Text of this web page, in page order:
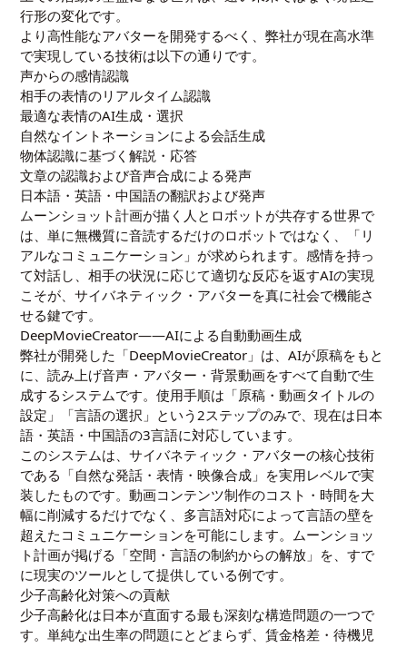
行形の変化です。
より高性能なアバターを開発するべく、弊社が現在高水準
で実現している技術は以下の通りです。
声からの感情認識
相手の表情のリアルタイム認識
最適な表情のAI生成・選択
自然なイントネーションによる会話生成
物体認識に基づく解説・応答
文章の認識および音声合成による発声
日本語・英語・中国語の翻訳および発声
ムーンショット計画が描く人とロボットが共存する世界で
は、単に無機質に音読するだけのロボットではなく、「リ
アルなコミュニケーション」が求められます。感情を持っ
て対話し、相手の状況に応じて適切な反応を返すAIの実現
こそが、サイバネティック・アバターを真に社会で機能さ
せる鍵です。
DeepMovieCreator――AIによる自動動画生成
弊社が開発した「DeepMovieCreator」は、AIが原稿をもと
に、読み上げ音声・アバター・背景動画をすべて自動で生
成するシステムです。使用手順は「原稿・動画タイトルの
設定」「言語の選択」という2ステップのみで、現在は日本
語・英語・中国語の3言語に対応しています。
このシステムは、サイバネティック・アバターの核心技術
である「自然な発話・表情・映像合成」を実用レベルで実
装したものです。動画コンテンツ制作のコスト・時間を大
幅に削減するだけでなく、多言語対応によって言語の壁を
超えたコミュニケーションを可能にします。ムーンショッ
ト計画が掲げる「空間・言語の制約からの解放」を、すで
に現実のツールとして提供している例です。
少子高齢化対策への貢献
少子高齢化は日本が直面する最も深刻な構造問題の一つで
す。単純な出生率の問題にとどまらず、賃金格差・待機児